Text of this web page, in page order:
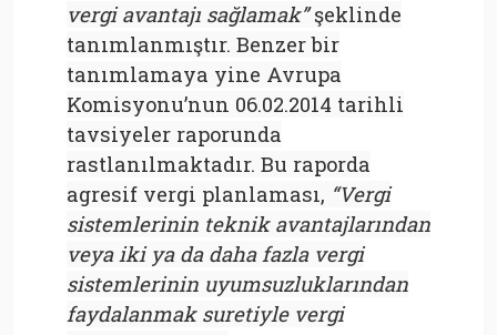
vergi avantajı sağlamak”şeklinde
tanımlanmıştır. Benzer bir
tanımlamaya yine Avrupa
Komisyonu’nun 06.02.2014 tarihli
tavsiyeler raporunda
rastlanılmaktadır. Bu raporda
agresif vergi planlaması, “Vergi
sistemlerinin teknik avantajlarından
veya iki ya da daha fazla vergi
sistemlerinin uyumsuzluklarından
faydalanmak suretiyle vergi